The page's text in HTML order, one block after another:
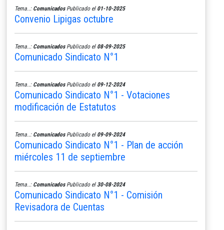
Tema..: ComunicadosPublicado el 01-10-2025
Convenio Lipigas octubre
Tema..: ComunicadosPublicado el 08-09-2025
Comunicado Sindicato N°1
Tema..: ComunicadosPublicado el 09-12-2024
Comunicado Sindicato N°1 - Votaciones
modificación de Estatutos
Tema..: ComunicadosPublicado el 09-09-2024
Comunicado Sindicato N°1 - Plan de acción
miércoles 11 de septiembre
Tema..: ComunicadosPublicado el 30-08-2024
Comunicado Sindicato N°1 - Comisión
Revisadora de Cuentas